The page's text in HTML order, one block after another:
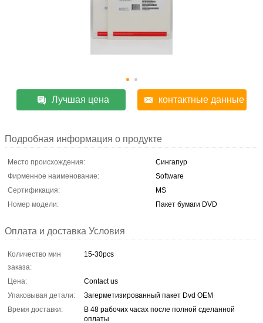
Лучшая цена контактные данные
Подробная информация о продукте
Место происхождения:
Сингапур
Фирменное наименование:
Software
Сертификация:
MS
Номер модели:
Пакет бумаги DVD
Оплата и доставка Условия
Количество мин
заказа:
15-30pcs
Цена:
Contact us
Упаковывая детали:
Загерметизированный пакет Dvd OEM
Время доставки:
В 48 рабочих часах после полной сделанной
оплаты